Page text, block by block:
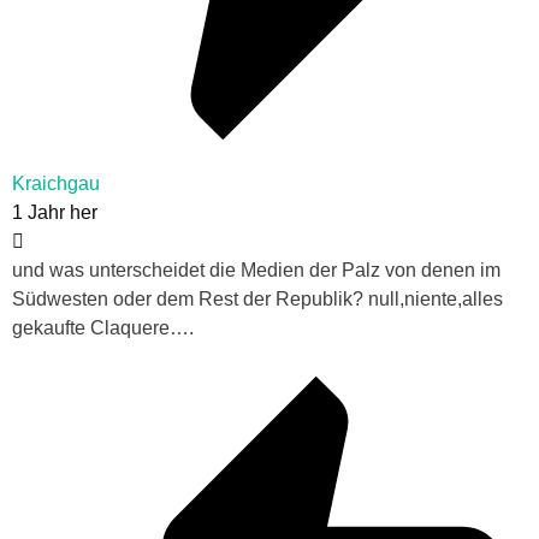
Kraichgau
1 Jahr her
und was unterscheidet die Medien der Palz von denen im
Südwesten oder dem Rest der Republik? null,niente,alles
gekaufte Claquere….